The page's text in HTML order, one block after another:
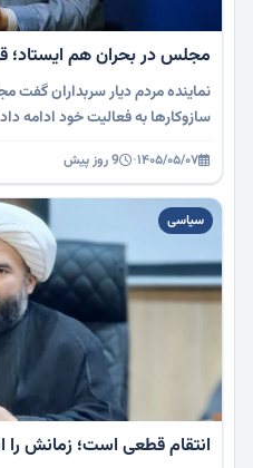
مجلس در بحران هم ایستاد؛
نماینده مردم دیار سربداران گفت
سازوکارها به فعالیت خود ادامه
۱۴۰۵/۰۵/۰۷· 9 روز پیش
سیاسی
انتقام قطعی است؛ زمانش را